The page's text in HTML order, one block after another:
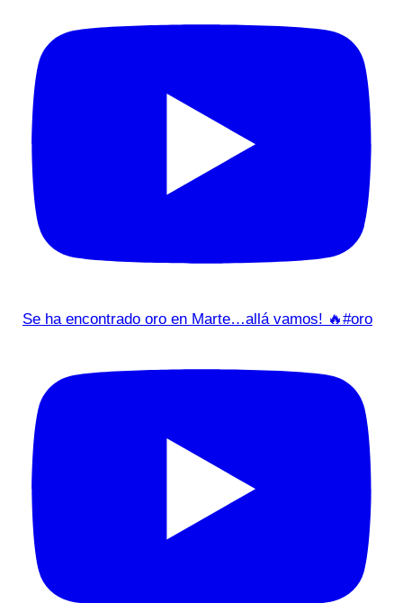
Se ha encontrado oro en Marte…allá vamos! 🔥#oro